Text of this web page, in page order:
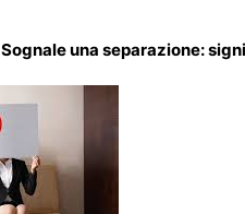
Sognale una separazione: